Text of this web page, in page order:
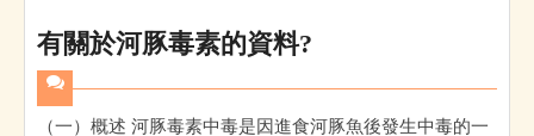
有關於河豚毒素的資料?
（一）概述 河豚毒素中毒是因進食河豚魚後發生中毒的一